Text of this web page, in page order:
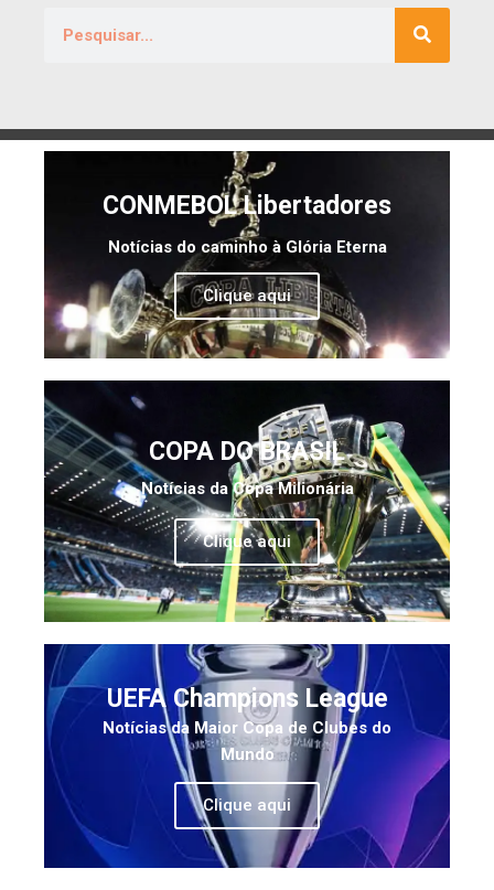
CONMEBOL Libertadores
Notícias do caminho à Glória Eterna
Clique aqui
COPA DO BRASIL
Notícias da Copa Milionária
Clique aqui
UEFA Champions League
Notícias da Maior Copa de Clubes do
Mundo
Clique aqui